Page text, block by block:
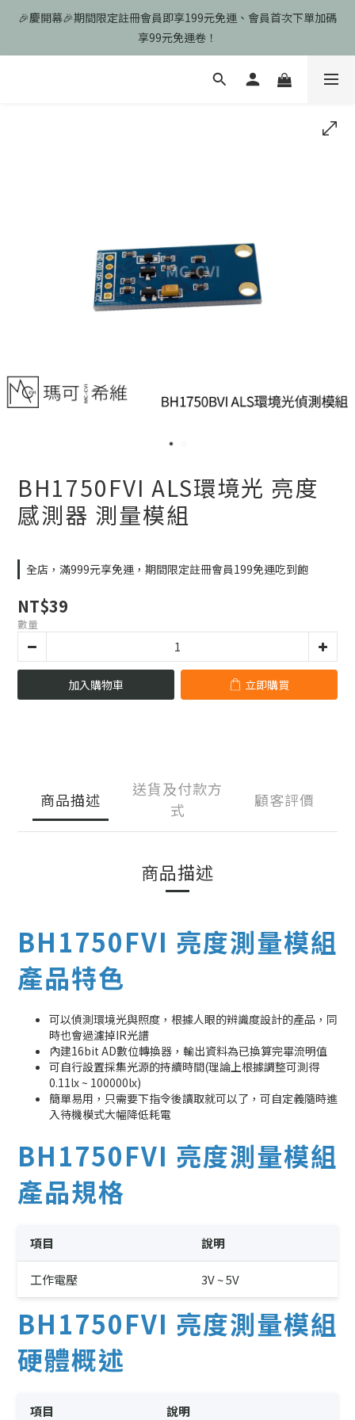
🎉慶開幕🎉期間限定註冊會員即享199元免運、會員首次下單加碼
享99元免運卷！
🎉慶開幕🎉期間限定註冊會員即享199元免運、會員首次下單加碼
享99元免運卷！
歡迎光臨瑪可希維，本站商品皆為台灣現貨、含稅可打統編
🎉慶開幕🎉期間限定註冊會員即享199元免運、會員首次下單加碼
BH1750FVI ALS環境光 亮度
感測器 測量模組
全店，滿999元享免運，期間限定註冊會員199免運吃到飽
NT$39
數量
加入購物車 立即購買
商品描述
送貨及付款方
式
顧客評價
商品描述
BH1750FVI 亮度測量模組
產品特色
可以偵測環境光與照度，根據人眼的辨識度設計的產品，同
時也會過濾掉IR光譜
內建16bit AD數位轉換器，輸出資料為已換算完畢流明值
可自行設置採集光源的持續時間(理論上根據調整可測得
0.11lx ~ 100000lx)
簡單易用，只需要下指令後讀取就可以了，可自定義隨時進
入待機模式大幅降低耗電
BH1750FVI 亮度測量模組
產品規格
項目 說明
工作電壓 3V ~ 5V
BH1750FVI 亮度測量模組
硬體概述
項目 說明